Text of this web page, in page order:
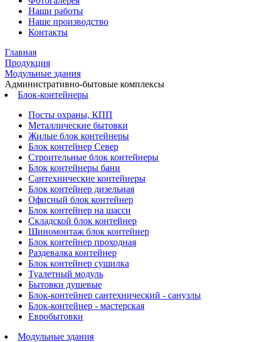
Наши работы
Наше производство
Контакты
Главная
Продукция
Модульные здания
Административно-бытовые комплексы
Блок-контейнеры
Посты охраны, КПП
Металлические бытовки
Жилые блок контейнеры
Блок контейнер Север
Строительные блок контейнеры
Блок контейнеры бани
Сантехнические контейнеры
Блок контейнер дизельная
Офисный блок контейнер
Блок контейнер на шасси
Складской блок контейнер
Шиномонтаж блок контейнер
Блок контейнер проходная
Раздевалка контейнер
Блок контейнер сушилка
Туалетный модуль
Бытовки душевые
Блок-контейнер сантехнический - санузлы
Блок-контейнер - мастерская
Евробытовки
Модульные здания